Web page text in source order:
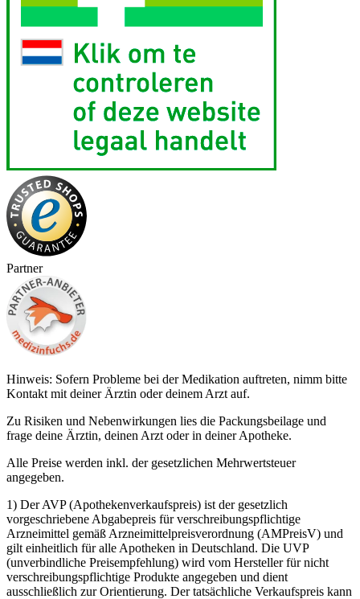
Partner
Hinweis: Sofern Probleme bei der Medikation auftreten, nimm bitte
Kontakt mit deiner Ärztin oder deinem Arzt auf.
Zu Risiken und Nebenwirkungen lies die Packungsbeilage und
frage deine Ärztin, deinen Arzt oder in deiner Apotheke.
Alle Preise werden inkl. der gesetzlichen Mehrwertsteuer
angegeben.
1) Der AVP (Apothekenverkaufspreis) ist der gesetzlich
vorgeschriebene Abgabepreis für verschreibungspflichtige
Arzneimittel gemäß Arzneimittelpreisverordnung (AMPreisV) und
gilt einheitlich für alle Apotheken in Deutschland. Die UVP
(unverbindliche Preisempfehlung) wird vom Hersteller für nicht
verschreibungspflichtige Produkte angegeben und dient
ausschließlich zur Orientierung. Der tatsächliche Verkaufspreis kann